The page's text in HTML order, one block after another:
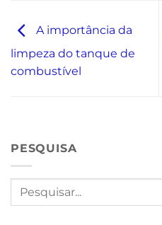
A importância da
limpeza do tanque de
combustível
PESQUISA